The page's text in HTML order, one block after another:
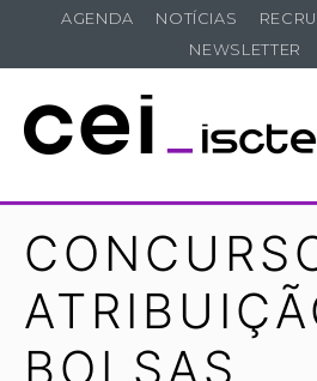
AGENDA NOTÍCIAS
NEWSLETTER
BOLSAS